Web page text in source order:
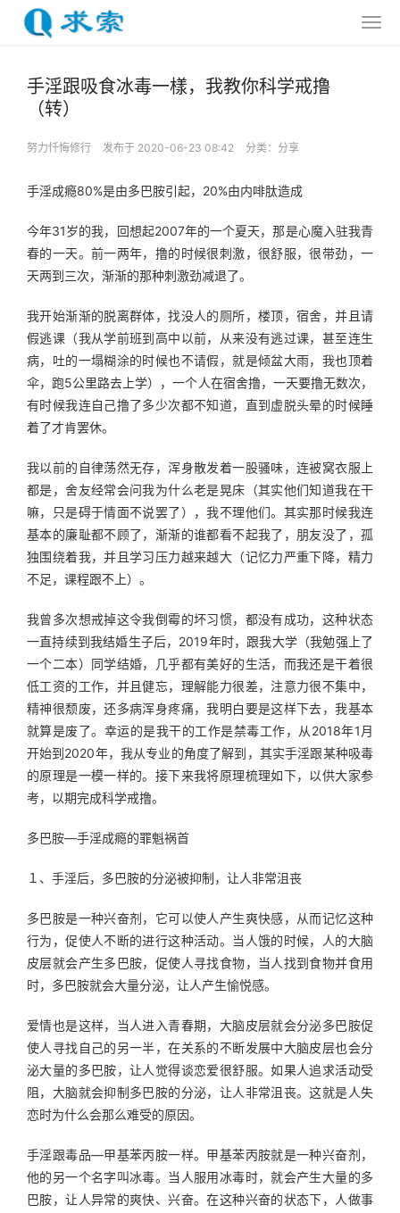
手淫跟吸食冰毒一樣，我教你科学戒撸
（转）
努力忏悔修行 发布于 2020-06-23 08:42 分类： 分享
手淫成瘾80%是由多巴胺引起，20%由内啡肽造成
今年31岁的我，回想起2007年的一个夏天，那是心魔入驻我青
春的一天。前一两年，撸的时候很刺激，很舒服，很带劲，一
天两到三次，渐渐的那种刺激劲减退了。
我开始渐渐的脱离群体，找没人的厕所，楼顶，宿舍，并且请
假逃课（我从学前班到高中以前，从来没有逃过课，甚至连生
病，吐的一塌糊涂的时候也不请假，就是倾盆大雨，我也顶着
伞，跑5公里路去上学），一个人在宿舍撸，一天要撸无数次，
有时候我连自己撸了多少次都不知道，直到虚脱头晕的时候睡
着了才肯罢休。
我以前的自律荡然无存，浑身散发着一股骚味，连被窝衣服上
都是，舍友经常会问我为什么老是晃床（其实他们知道我在干
嘛，只是碍于情面不说罢了），我不理他们。其实那时候我连
基本的廉耻都不顾了，渐渐的谁都看不起我了，朋友没了，孤
独围绕着我，并且学习压力越来越大（记忆力严重下降，精力
不足，课程跟不上）。
我曾多次想戒掉这令我倒霉的坏习惯，都没有成功，这种状态
一直持续到我结婚生子后，2019年时，跟我大学（我勉强上了
一个二本）同学结婚，几乎都有美好的生活，而我还是干着很
低工资的工作，并且健忘，理解能力很差，注意力很不集中，
精神很颓废，还多病浑身疼痛，我明白要是这样下去，我基本
就算是废了。幸运的是我干的工作是禁毒工作，从2018年1月
开始到2020年，我从专业的角度了解到，其实手淫跟某种吸毒
的原理是一模一样的。接下来我将原理梳理如下，以供大家参
考，以期完成科学戒撸。
多巴胺—手淫成瘾的罪魁祸首
１、手淫后，多巴胺的分泌被抑制，让人非常沮丧
多巴胺是一种兴奋剂，它可以使人产生爽快感，从而记忆这种
行为，促使人不断的进行这种活动。当人饿的时候，人的大脑
皮层就会产生多巴胺，促使人寻找食物，当人找到食物并食用
时，多巴胺就会大量分泌，让人产生愉悦感。
爱情也是这样，当人进入青春期，大脑皮层就会分泌多巴胺促
使人寻找自己的另一半，在关系的不断发展中大脑皮层也会分
泌大量的多巴胺，让人觉得谈恋爱很舒服。如果人追求活动受
阻，大脑就会抑制多巴胺的分泌，让人非常沮丧。这就是人失
恋时为什么会那么难受的原因。
手淫跟毒品—甲基苯丙胺一样。甲基苯丙胺就是一种兴奋剂，
他的另一个名字叫冰毒。当人服用冰毒时，就会产生大量的多
巴胺，让人异常的爽快、兴奋。在这种兴奋的状态下，人做事